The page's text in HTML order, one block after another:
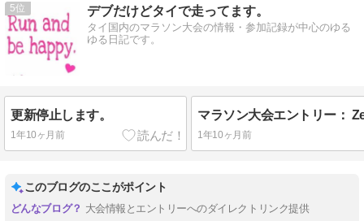
5 デブだけどタイで走ってます。
タイ国内のマラソン大会の情報・参加記録が中心のゆる
ゆる日記です。
更新停止します。
1年10ヶ月前 1年10ヶ月前
このブログのここがポイント
大会情報とエントリーへのダイレクトリンク提供